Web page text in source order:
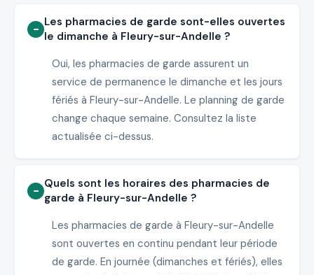
Les pharmacies de garde sont-elles ouvertes
le dimanche à Fleury-sur-Andelle ?
Oui, les pharmacies de garde assurent un
service de permanence le dimanche et les jours
fériés à Fleury-sur-Andelle. Le planning de garde
change chaque semaine. Consultez la liste
actualisée ci-dessus.
Quels sont les horaires des pharmacies de
garde à Fleury-sur-Andelle ?
Les pharmacies de garde à Fleury-sur-Andelle
sont ouvertes en continu pendant leur période
de garde. En journée (dimanches et fériés), elles